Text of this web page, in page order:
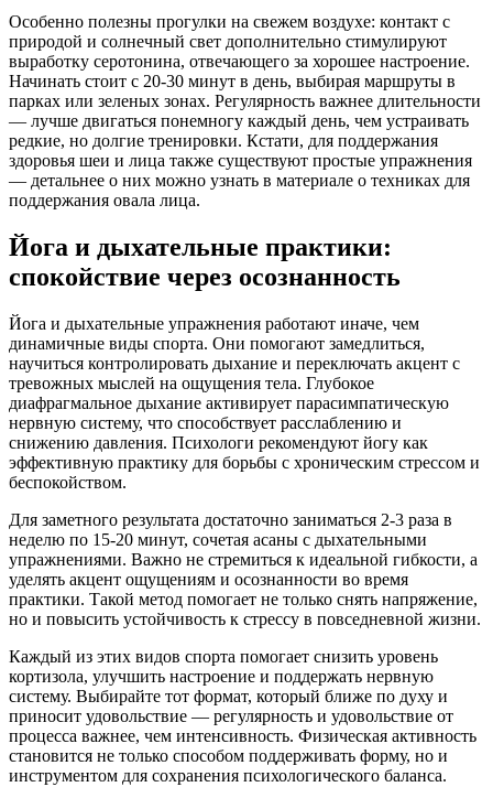
Особенно полезны прогулки на свежем воздухе: контакт с
природой и солнечный свет дополнительно стимулируют
выработку серотонина, отвечающего за хорошее настроение.
Начинать стоит с 20-30 минут в день, выбирая маршруты в
парках или зеленых зонах. Регулярность важнее длительности
— лучше двигаться понемногу каждый день, чем устраивать
редкие, но долгие тренировки. Кстати, для поддержания
здоровья шеи и лица также существуют простые упражнения
— детальнее о них можно узнать в материале о техниках для
поддержания овала лица.
Йога и дыхательные практики:
спокойствие через осознанность
Йога и дыхательные упражнения работают иначе, чем
динамичные виды спорта. Они помогают замедлиться,
научиться контролировать дыхание и переключать акцент с
тревожных мыслей на ощущения тела. Глубокое
диафрагмальное дыхание активирует парасимпатическую
нервную систему, что способствует расслаблению и
снижению давления. Психологи рекомендуют йогу как
эффективную практику для борьбы с хроническим стрессом и
беспокойством.
Для заметного результата достаточно заниматься 2-3 раза в
неделю по 15-20 минут, сочетая асаны с дыхательными
упражнениями. Важно не стремиться к идеальной гибкости, а
уделять акцент ощущениям и осознанности во время
практики. Такой метод помогает не только снять напряжение,
но и повысить устойчивость к стрессу в повседневной жизни.
Каждый из этих видов спорта помогает снизить уровень
кортизола, улучшить настроение и поддержать нервную
систему. Выбирайте тот формат, который ближе по духу и
приносит удовольствие — регулярность и удовольствие от
процесса важнее, чем интенсивность. Физическая активность
становится не только способом поддерживать форму, но и
инструментом для сохранения психологического баланса.